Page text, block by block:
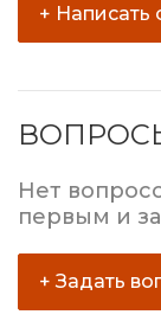
+ Написать
Нет
первым и
+ Задать